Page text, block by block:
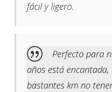
fácil y ligero.
Perfecto para
años está encantada,
bastantes km no